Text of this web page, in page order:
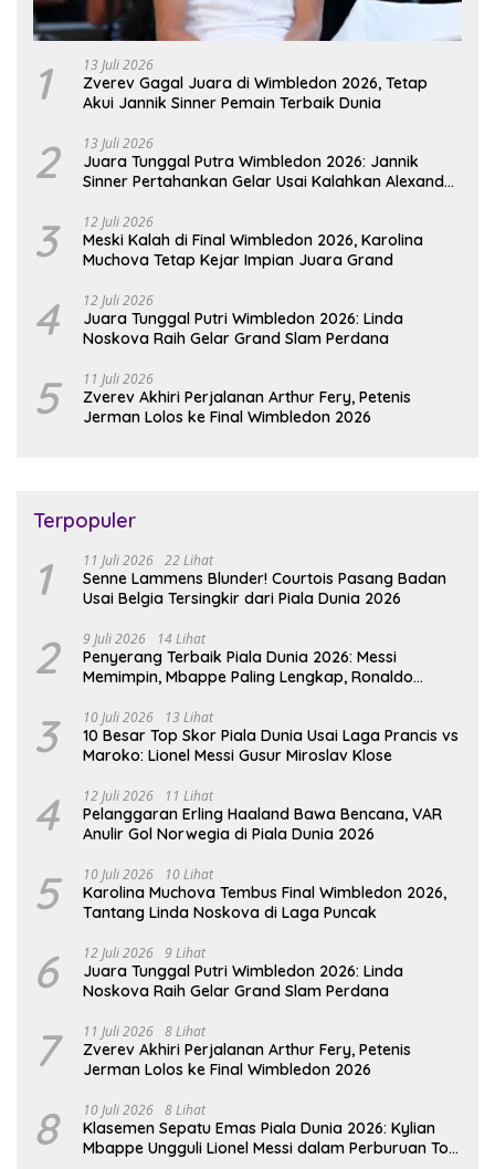
1 13 Juli 2026
Zverev Gagal Juara di Wimbledon 2026, Tetap
Akui Jannik Sinner Pemain Terbaik Dunia
2 13 Juli 2026
Juara Tunggal Putra Wimbledon 2026: Jannik
Sinner Pertahankan Gelar Usai Kalahkan Alexander
3 12 Juli 2026
Meski Kalah di Final Wimbledon 2026, Karolina
Muchova Tetap Kejar Impian Juara Grand
4 12 Juli 2026
Juara Tunggal Putri Wimbledon 2026: Linda
Noskova Raih Gelar Grand Slam Perdana
5 11 Juli 2026
Zverev Akhiri Perjalanan Arthur Fery, Petenis
Jerman Lolos ke Final Wimbledon 2026
Terpopuler
1 11 Juli 2026 22 Lihat
Senne Lammens Blunder! Courtois Pasang Badan
Usai Belgia Tersingkir dari Piala Dunia 2026
2 9 Juli 2026 14 Lihat
Penyerang Terbaik Piala Dunia 2026: Messi
Memimpin, Mbappe Paling Lengkap, Ronaldo
3 10 Juli 2026 13 Lihat
10 Besar Top Skor Piala Dunia Usai Laga Prancis vs
Maroko: Lionel Messi Gusur Miroslav Klose
4 12 Juli 2026 11 Lihat
Pelanggaran Erling Haaland Bawa Bencana, VAR
Anulir Gol Norwegia di Piala Dunia 2026
5 10 Juli 2026 10 Lihat
Karolina Muchova Tembus Final Wimbledon 2026,
Tantang Linda Noskova di Laga Puncak
6 12 Juli 2026 9 Lihat
Juara Tunggal Putri Wimbledon 2026: Linda
Noskova Raih Gelar Grand Slam Perdana
7 11 Juli 2026 8 Lihat
Zverev Akhiri Perjalanan Arthur Fery, Petenis
Jerman Lolos ke Final Wimbledon 2026
8 10 Juli 2026 8 Lihat
Klasemen Sepatu Emas Piala Dunia 2026: Kylian
Mbappe Ungguli Lionel Messi dalam Perburuan Top